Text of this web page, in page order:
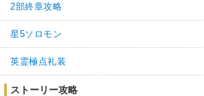
2部終章攻略
星5ソロモン
英霊極点礼装
ストーリー攻略